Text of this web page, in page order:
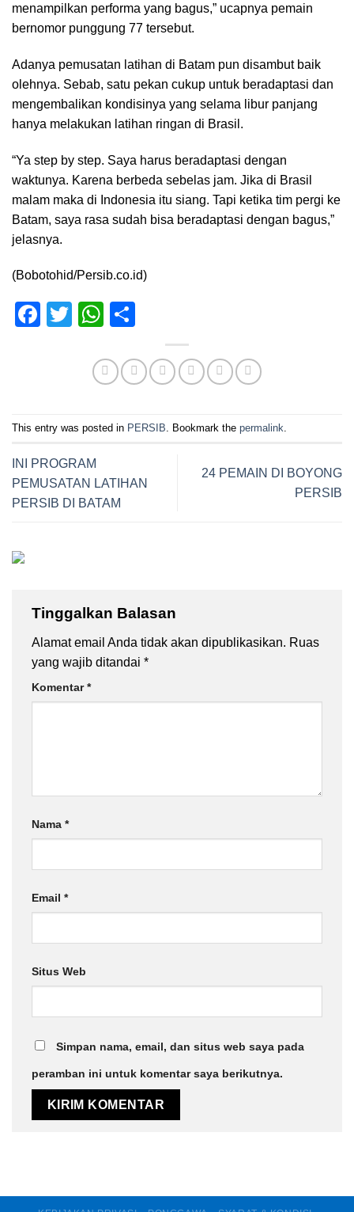
menampilkan performa yang bagus,” ucapnya pemain
bernomor punggung 77 tersebut.
Adanya pemusatan latihan di Batam pun disambut baik
olehnya. Sebab, satu pekan cukup untuk beradaptasi dan
mengembalikan kondisinya yang selama libur panjang
hanya melakukan latihan ringan di Brasil.
“Ya step by step. Saya harus beradaptasi dengan
waktunya. Karena berbeda sebelas jam. Jika di Brasil
malam maka di Indonesia itu siang. Tapi ketika tim pergi ke
Batam, saya rasa sudah bisa beradaptasi dengan bagus,”
jelasnya.
(Bobotohid/Persib.co.id)
Facebook
TwitterWhatsApp
This entry was posted in PERSIB . Bookmark the permalink
INI PROGRAM
PEMUSATAN LATIHAN
PERSIB DI BATAM
24 PEMAIN DI BOYONG
PERSIB
Tinggalkan Balasan
Alamat email Anda tidak akan dipublikasikan. Ruas
yang wajib ditandai *
Komentar*
Nama *
Email *
Situs Web
Simpan nama, email, dan situs web saya pada
peramban ini untuk komentar saya berikutnya.